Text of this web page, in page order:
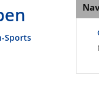
Sports